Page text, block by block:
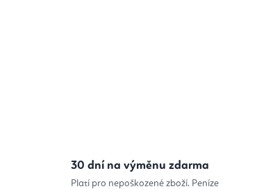
30 dní na výměnu zdarma
Platí pro nepoškozené zboží. Peníze